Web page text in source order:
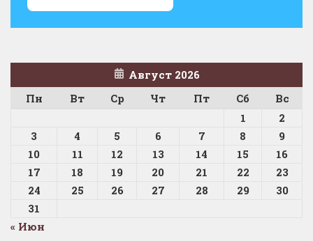
Август 2026
Пн
Вт Ср Чт Пт Сб
Вс
1
2
3
4 5 6 7 8
9
10
11 12 13 14 15
16
17
18 19 20 21 22
23
24
25 26 27 28 29
30
31
« Июн